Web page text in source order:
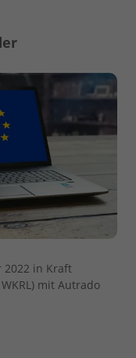
2022 in Kraft
mit Autrado